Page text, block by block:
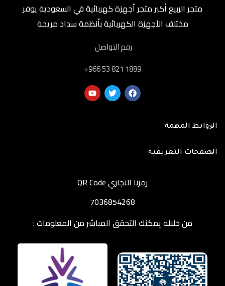
متجر الربيع أكبر متجر أجهزة كهربائية في السعودية يوفر
مختلف الأجهزة الكهربائية بأنظمة سداد مريحة
رقم التواصل
‎+966 53 821 1889
الروابط المهمة
الصفحات التعريفية
رمزنا التجاري QR Code
7036854268
من خلاله يمكنك التحقق المباشر من المعلومات :